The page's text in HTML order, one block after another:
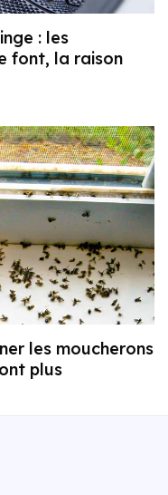
: les
font, la raison
les moucherons
plus